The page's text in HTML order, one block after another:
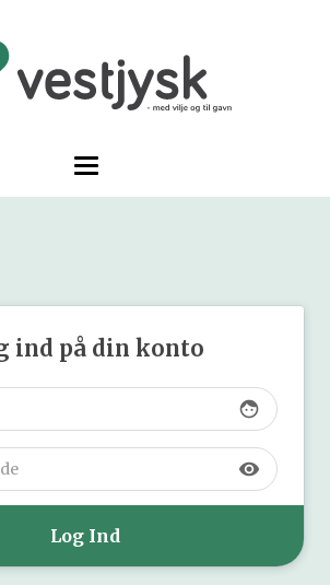
ind på din konto
face
visibility